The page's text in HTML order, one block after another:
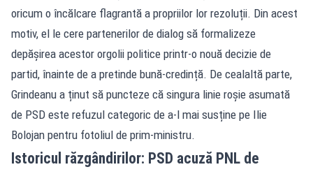
oricum o încălcare flagrantă a propriilor lor rezoluții. Din acest
motiv, el le cere partenerilor de dialog să formalizeze
depășirea acestor orgolii politice printr-o nouă decizie de
partid, înainte de a pretinde bună-credință. De cealaltă parte,
Grindeanu a ținut să puncteze că singura linie roșie asumată
de PSD este refuzul categoric de a-l mai susține pe Ilie
Bolojan pentru fotoliul de prim-ministru.
Istoricul răzgândirilor: PSD acuză PNL de